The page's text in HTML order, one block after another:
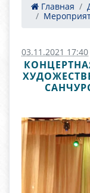
Главная
03.11.2021 17:40